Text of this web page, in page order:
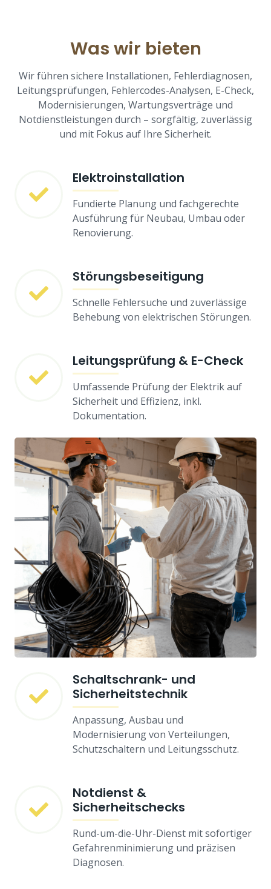
Was wir bieten
Wir führen sichere Installationen, Fehlerdiagnosen,
Leitungsprüfungen, Fehlercodes-Analysen, E-Check,
Modernisierungen, Wartungsverträge und
Notdienstleistungen durch – sorgfältig, zuverlässig
und mit Fokus auf Ihre Sicherheit.
Elektroinstallation
Fundierte Planung und fachgerechte
Ausführung für Neubau, Umbau oder
Renovierung.
Störungsbeseitigung
Schnelle Fehlersuche und zuverlässige
Behebung von elektrischen Störungen.
Leitungsprüfung & E-Check
Umfassende Prüfung der Elektrik auf
Sicherheit und Effizienz, inkl.
Dokumentation.
Schaltschrank- und
Sicherheitstechnik
Anpassung, Ausbau und
Modernisierung von Verteilungen,
Schutzschaltern und Leitungsschutz.
Notdienst &
Sicherheitschecks
Rund-um-die-Uhr-Dienst mit sofortiger
Gefahrenminimierung und präzisen
Diagnosen.